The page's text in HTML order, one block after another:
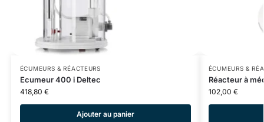
ÉCUMEURS & RÉACTEURS
Ecumeur 400 i Deltec
418,80 €
Ajouter au panier
ÉCUMEURS &
Réacteur à
102,00 €